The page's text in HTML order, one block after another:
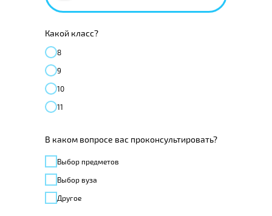
Какой класс?
8
9
10
11
В каком вопросе вас проконсультировать?
Выбор предметов
Выбор вуза
Другое